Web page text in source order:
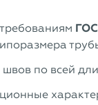
по всей